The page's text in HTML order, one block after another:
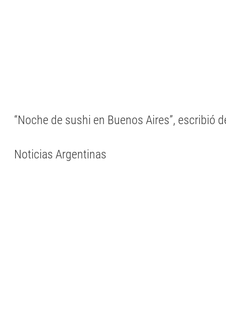
“Noche de sushi en Buenos Aires”, escribió
Noticias Argentinas